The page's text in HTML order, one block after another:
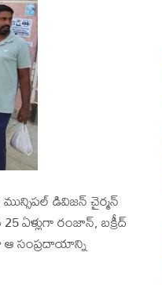
డివిజన్ చైర్మన్
ఏళ్లుగా రంజాన్, బక్రీద్
ఆ సంప్రదాయాన్ని